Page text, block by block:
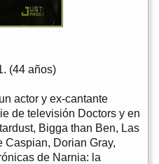
(44 años)
actor y ex-cantante
de televisión Doctors y en
Bigga than Ben, Las
Caspian, Dorian Gray,
de Narnia: la